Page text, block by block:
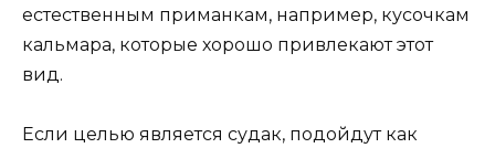
естественным приманкам, например, кусочкам
кальмара, которые хорошо привлекают этот
вид.
Если целью является судак, подойдут как